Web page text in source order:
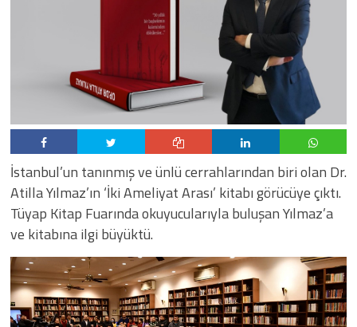
İstanbul’un tanınmış ve ünlü cerrahlarından biri olan Dr.
Atilla Yılmaz’ın ‘İki Ameliyat Arası’ kitabı görücüye çıktı.
Tüyap Kitap Fuarında okuyucularıyla buluşan Yılmaz’a
ve kitabına ilgi büyüktü.